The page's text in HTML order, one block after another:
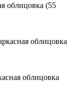
облицовка (55
облицовка
облицовка